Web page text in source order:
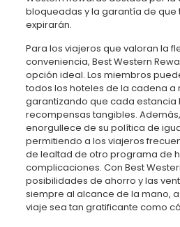
bloqueadas y la garantía de que
expirarán.
Para los viajeros que valoran la
conveniencia, Best Western
opción ideal. Los miembros
todos los hoteles de la cadena a
garantizando que cada estancia
recompensas tangibles.
enorgullece de su política de
permitiendo a los viajeros
de lealtad de otro programa de
complicaciones. Con Best
posibilidades de ahorro y las
siempre al alcance de la mano,
viaje sea tan gratificante como